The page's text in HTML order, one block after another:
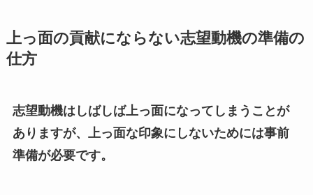
上っ面の貢献にならない志望動機の準備の
仕方
志望動機はしばしば上っ面になってしまうことが
ありますが、上っ面な印象にしないためには事前
準備が必要です。